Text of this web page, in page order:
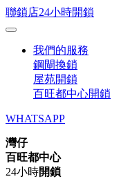
聯鎖店24小時開鎖
我們的服務
鋼閘換鎖
屋苑開鎖
百旺都中心開鎖
WHATSAPP
灣仔
百旺都中心
24小時開鎖